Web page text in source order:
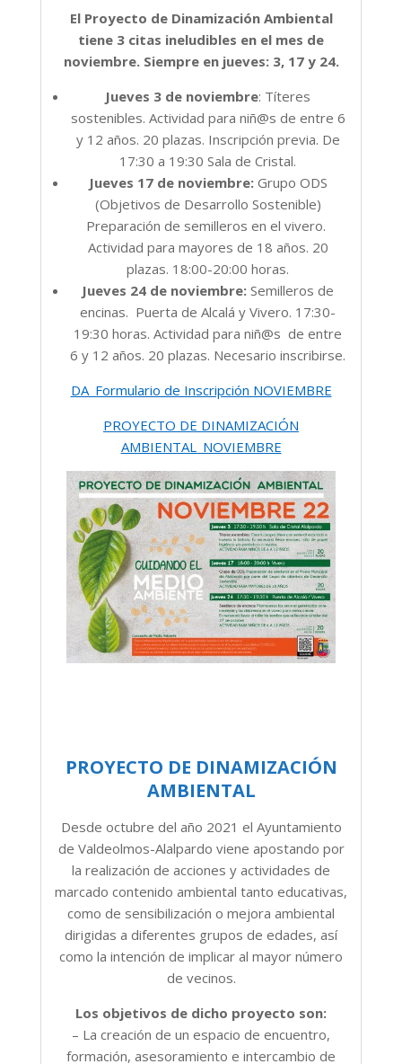
El Proyecto de Dinamización Ambiental
tiene 3 citas ineludibles en el mes de
noviembre. Siempre en jueves: 3, 17 y 24.
Jueves 3 de noviembre: Títeres
sostenibles. Actividad para niñ@s de entre 6
y 12 años. 20 plazas. Inscripción previa. De
17:30 a 19:30 Sala de Cristal.
Jueves 17 de noviembre: Grupo ODS
(Objetivos de Desarrollo Sostenible)
Preparación de semilleros en el vivero.
Actividad para mayores de 18 años. 20
plazas. 18:00-20:00 horas.
Jueves 24 de noviembre: Semilleros de
encinas. Puerta de Alcalá y Vivero. 17:30-
19:30 horas. Actividad para niñ@s de entre
6 y 12 años. 20 plazas. Necesario inscribirse.
DA_Formulario de Inscripción NOVIEMBRE
PROYECTO DE DINAMIZACIÓN
AMBIENTAL_NOVIEMBRE
PROYECTO DE DINAMIZACIÓN
AMBIENTAL
Desde octubre del año 2021 el Ayuntamiento
de Valdeolmos-Alalpardo viene apostando por
la realización de acciones y actividades de
marcado contenido ambiental tanto educativas,
como de sensibilización o mejora ambiental
dirigidas a diferentes grupos de edades, así
como la intención de implicar al mayor número
de vecinos.
Los objetivos de dicho proyecto son:
– La creación de un espacio de encuentro,
formación, asesoramiento e intercambio de